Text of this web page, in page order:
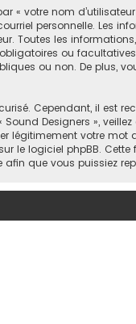
votre nom
personnelle. Les
Toutes les
ou
ou non. De plus,
Cependant, il est
Designers »,
légitimement votre
le logiciel phpBB.
que vous puissiez